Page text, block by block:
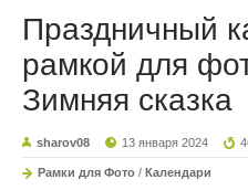
Праздничный
рамкой для
Зимняя сказка
sharov08 13 января 2024
Рамки для Фото / Календари